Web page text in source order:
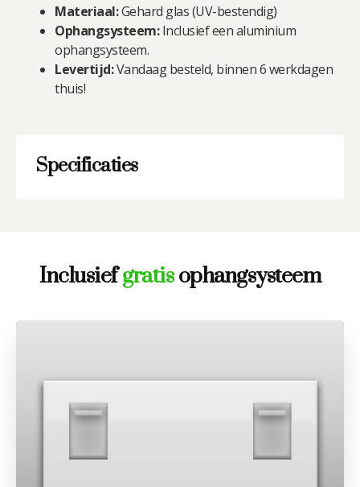
Materiaal:Gehard glas (UV-bestendig)
Ophangsysteem:Inclusief een aluminium
ophangsysteem.
Levertijd:Vandaag besteld, binnen 6 werkdagen
thuis!
Specificaties
Inclusiefgratisophangsysteem